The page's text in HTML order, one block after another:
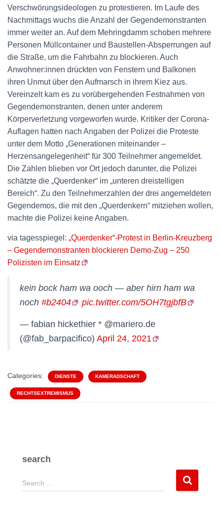
Verschwörungsideologen zu protestieren. Im Laufe des
Nachmittags wuchs die Anzahl der Gegendemonstranten
immer weiter an. Auf dem Mehringdamm schoben mehrere
Personen Müllcontainer und Baustellen-Absperrungen auf
die Straße, um die Fahrbahn zu blockieren. Auch
Anwohner:innen drückten von Fenstern und Balkonen
ihren Unmut über den Aufmarsch in ihrem Kiez aus.
Vereinzelt kam es zu vorübergehenden Festnahmen von
Gegendemonstranten, denen unter anderem
Körperverletzung vorgeworfen wurde. Kritiker der Corona-
Auflagen hatten nach Angaben der Polizei die Proteste
unter dem Motto „Generationen miteinander –
Herzensangelegenheit“ für 300 Teilnehmer angemeldet.
Die Zahlen blieben vor Ort jedoch darunter, die Polizei
schätzte die „Querdenker“ im „unteren dreistelligen
Bereich“. Zu den Teilnehmerzahlen der drei angemeldeten
Gegendemos, die mit den „Querdenkern“ mitziehen wollen,
machte die Polizei keine Angaben.
via tagesspiegel: „Querdenker“-Protest in Berlin-Kreuzberg
– Gegendemonstranten blockieren Demo-Zug – 250
Polizisten im Einsatz
kein bock ham wa ooch — aber hirn ham wa
noch #b2404 pic.twitter.com/5OH7tgjbfB
— fabian hickethier * @mariero.de
(@fab_barpacifico) April 24, 2021
Categories: DIENSTE KAMERADSCHAFT
RECHTSEXTREMISMUS
search
S
e
Search …